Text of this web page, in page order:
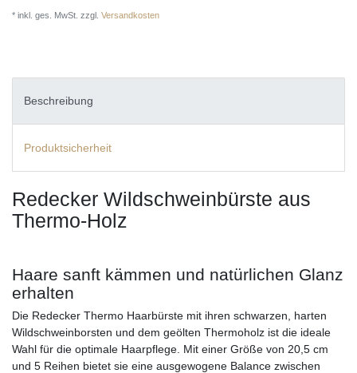
* inkl. ges. MwSt. zzgl. Versandkosten
Beschreibung
Produktsicherheit
Redecker Wildschweinbürste aus
Thermo-Holz
Haare sanft kämmen und natürlichen Glanz
erhalten
Die Redecker Thermo Haarbürste mit ihren schwarzen, harten
Wildschweinborsten und dem geölten Thermoholz ist die ideale
Wahl für die optimale Haarpflege. Mit einer Größe von 20,5 cm
und 5 Reihen bietet sie eine ausgewogene Balance zwischen